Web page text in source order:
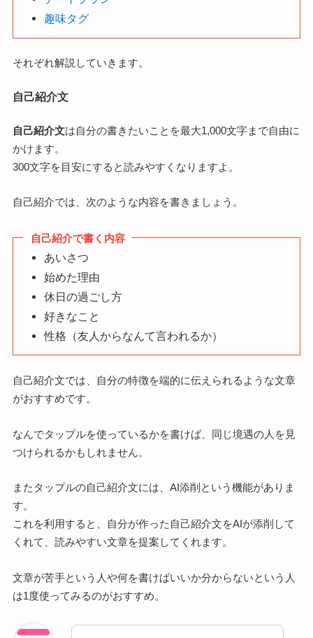
趣味タグ
それぞれ解説していきます。
自己紹介文
自己紹介文は自分の書きたいことを最大1,000文字まで自由に
かけます。
300文字を目安にすると読みやすくなりますよ。
自己紹介では、次のような内容を書きましょう。
自己紹介で書く内容
あいさつ
始めた理由
休日の過ごし方
好きなこと
性格（友人からなんて言われるか）
自己紹介文では、自分の特徴を端的に伝えられるような文章
がおすすめです。
なんでタップルを使っているかを書けば、同じ境遇の人を見
つけられるかもしれません。
またタップルの自己紹介文には、AI添削という機能がありま
す。
これを利用すると、自分が作った自己紹介文をAIが添削して
くれて、読みやすい文章を提案してくれます。
文章が苦手という人や何を書けばいいか分からないという人
は1度使ってみるのがおすすめ。